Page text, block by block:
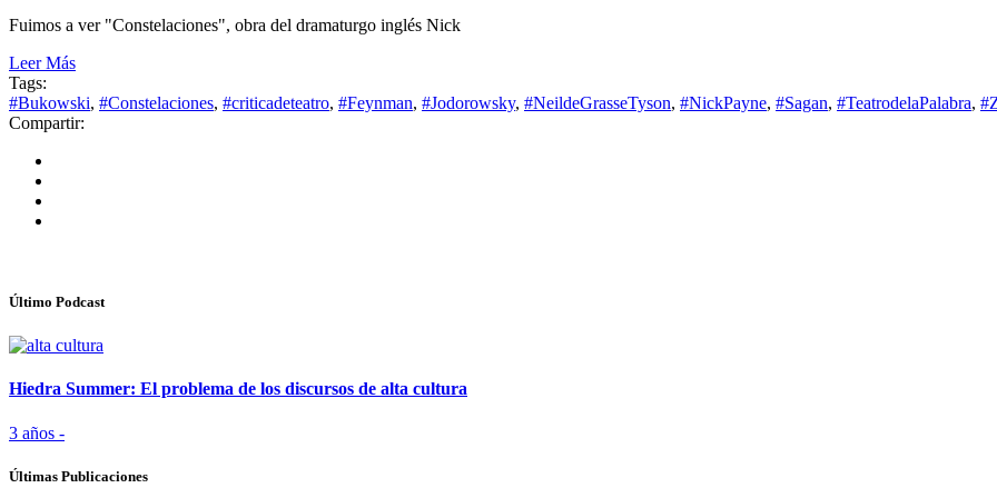
Fuimos a ver "Constelaciones", obra del dramaturgo inglés Nick
Leer Más
Tags:
#Bukowski, #Constelaciones, #criticadeteatro, #Feynman, #Jodorowsky, #NeildeGrasseTyson, #NickPayne, #Sagan, #TeatrodelaPalabra,
Compartir:
Último Podcast
Hiedra Summer: El problema de los discursos de alta cultura
3 años -
Últimas Publicaciones